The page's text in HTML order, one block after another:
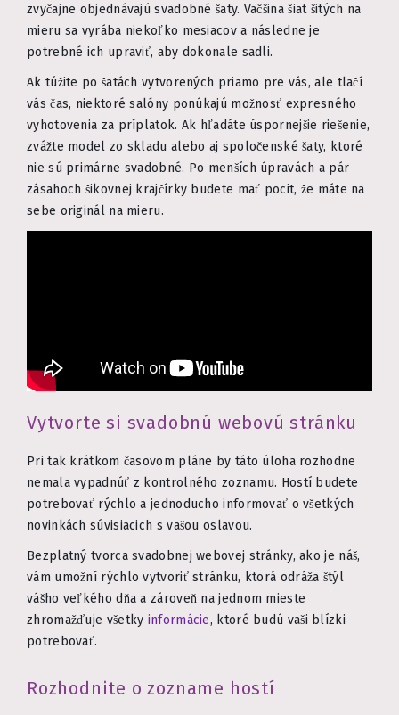
zvyčajne objednávajú svadobné šaty. Väčšina šiat šitých na
mieru sa vyrába niekoľko mesiacov a následne je
potrebné ich upraviť, aby dokonale sadli.
Ak túžite po šatách vytvorených priamo pre vás, ale tlačí
vás čas, niektoré salóny ponúkajú možnosť expresného
vyhotovenia za príplatok. Ak hľadáte úspornejšie riešenie,
zvážte model zo skladu alebo aj spoločenské šaty, ktoré
nie sú primárne svadobné. Po menších úpravách a pár
zásahoch šikovnej krajčírky budete mať pocit, že máte na
sebe originál na mieru.
Vytvorte si svadobnú webovú stránku
Pri tak krátkom časovom pláne by táto úloha rozhodne
nemala vypadnúť z kontrolného zoznamu. Hostí budete
potrebovať rýchlo a jednoducho informovať o všetkých
novinkách súvisiacich s vašou oslavou.
Bezplatný tvorca svadobnej webovej stránky, ako je náš,
vám umožní rýchlo vytvoriť stránku, ktorá odráža štýl
vášho veľkého dňa a zároveň na jednom mieste
zhromažďuje všetky informácie, ktoré budú vaši blízki
potrebovať.
Rozhodnite o zozname hostí